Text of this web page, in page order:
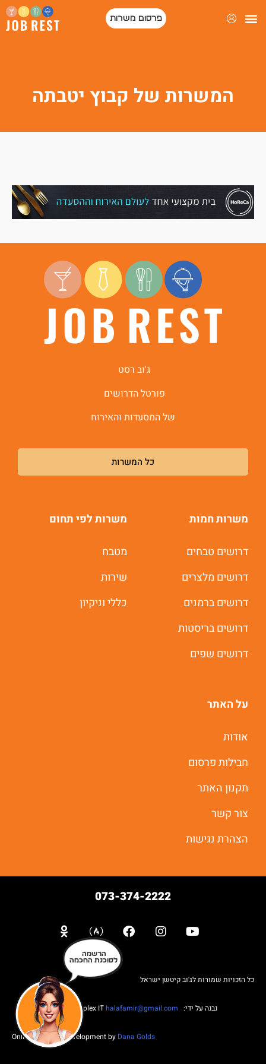
פרסום משרות
המשרות של קבוץ יטבתה
ג'וב רסט
פורטל הדרושים
של המסעדות והאירוח
כל המשרות
משרות חמות
דרושים טבחים
דרושים מלצרים
דרושים ברמנים
דרושים בריסטות
דרושים שפים
משרות לפי תחום
מטבח
שירות
כללי וניקיון
על האתר
אודות
חבילות פרסום
תקנון האתר
צור קשר
הצהרת נגישות
073-374-2222
כל הזכויות שמורות לג'וב קיטשן ישראל
נבנה על ידי: Web complex IT halafamir@gmail.com
Online Business Development by Dana Golds
הרשמה
לסוכנת החכמה
היי, אני סיגי
הצ'אטבוט החכמה
של